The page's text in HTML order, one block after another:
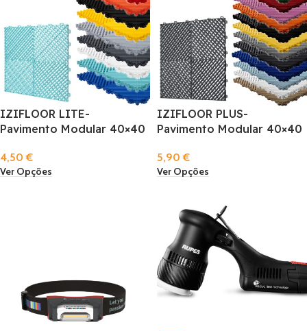
IZIFLOOR LITE-
Pavimento Modular 40×40
4,50€
Ver Opções
IZIFLOOR PLUS-
Pavimento Modular 40×40
5,90€
Ver Opções